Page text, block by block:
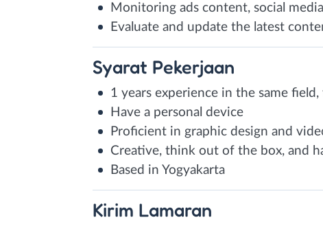
Monitoring ads content, social
Evaluate and update the latest
Syarat Pekerjaan
1 years experience in the same
Have a personal device
Proficient in graphic design and
Creative, think out of the box, and
Based in Yogyakarta
Kirim Lamaran